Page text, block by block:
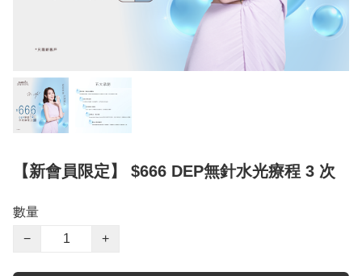
【新會員限定】 $666 DEP無針水光療程 3 次
數量
−
+